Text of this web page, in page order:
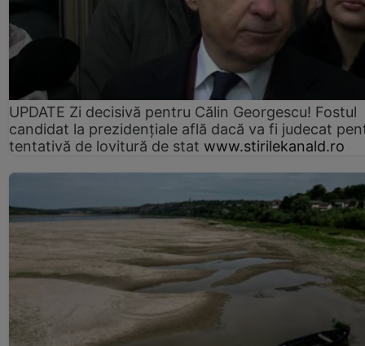
UPDATE Zi decisivă pentru Călin Georgescu! Fostul
candidat la prezidențiale află dacă va fi judecat
tentativă de lovitură de stat www.stirilekanald.ro